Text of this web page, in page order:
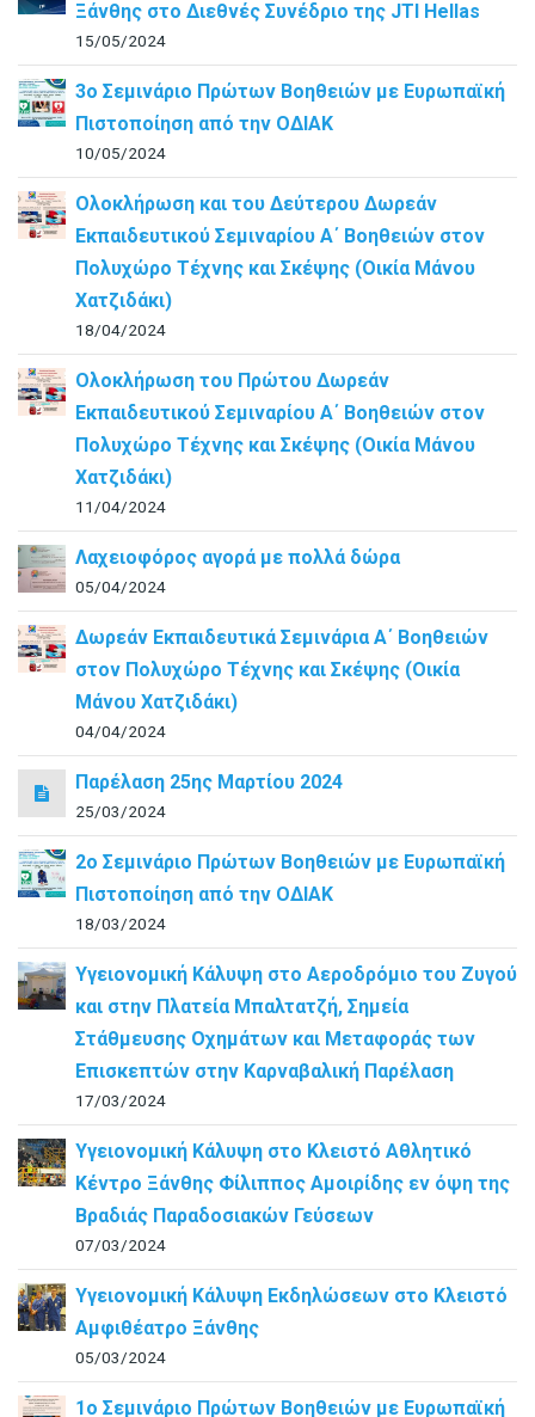
Ξάνθης στο Διεθνές Συνέδριο της JTI Hellas
15/05/2024
3ο Σεμινάριο Πρώτων Βοηθειών με Ευρωπαϊκή
Πιστοποίηση από την ΟΔΙΑΚ
10/05/2024
Ολοκλήρωση και του Δεύτερου Δωρεάν
Εκπαιδευτικού Σεμιναρίου Α΄ Βοηθειών στον
Πολυχώρο Τέχνης και Σκέψης (Οικία Μάνου
Χατζιδάκι)
18/04/2024
Ολοκλήρωση του Πρώτου Δωρεάν
Εκπαιδευτικού Σεμιναρίου Α΄ Βοηθειών στον
Πολυχώρο Τέχνης και Σκέψης (Οικία Μάνου
Χατζιδάκι)
11/04/2024
Λαχειοφόρος αγορά με πολλά δώρα
05/04/2024
Δωρεάν Εκπαιδευτικά Σεμινάρια Α΄ Βοηθειών
στον Πολυχώρο Τέχνης και Σκέψης (Οικία
Μάνου Χατζιδάκι)
04/04/2024
Παρέλαση 25ης Μαρτίου 2024
25/03/2024
2ο Σεμινάριο Πρώτων Βοηθειών με Ευρωπαϊκή
Πιστοποίηση από την ΟΔΙΑΚ
18/03/2024
Υγειονομική Κάλυψη στο Αεροδρόμιο του Ζυγού
και στην Πλατεία Μπαλτατζή, Σημεία
Στάθμευσης Οχημάτων και Μεταφοράς των
Επισκεπτών στην Καρναβαλική Παρέλαση
17/03/2024
Υγειονομική Κάλυψη στο Κλειστό Αθλητικό
Κέντρο Ξάνθης Φίλιππος Αμοιρίδης εν όψη της
Βραδιάς Παραδοσιακών Γεύσεων
07/03/2024
Υγειονομική Κάλυψη Εκδηλώσεων στο Κλειστό
Αμφιθέατρο Ξάνθης
05/03/2024
1ο Σεμινάριο Πρώτων Βοηθειών με Ευρωπαϊκή